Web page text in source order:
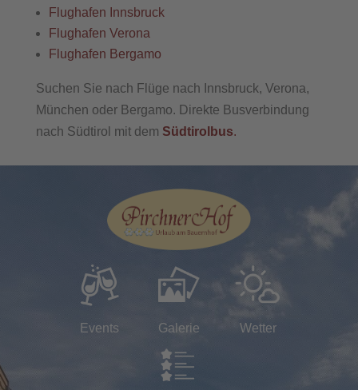
Flughafen Innsbruck
Flughafen Verona
Flughafen Bergamo
Suchen Sie nach Flüge nach Innsbruck, Verona,
München oder Bergamo. Direkte Busverbindung
nach Südtirol mit dem Südtirolbus.
Events Galerie Wetter